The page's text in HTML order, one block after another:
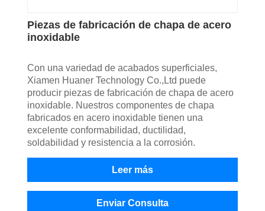
Piezas de fabricación de chapa de acero
inoxidable
Con una variedad de acabados superficiales,
Xiamen Huaner Technology Co.,Ltd puede
producir piezas de fabricación de chapa de acero
inoxidable. Nuestros componentes de chapa
fabricados en acero inoxidable tienen una
excelente conformabilidad, ductilidad,
soldabilidad y resistencia a la corrosión.
Leer más
Enviar Consulta